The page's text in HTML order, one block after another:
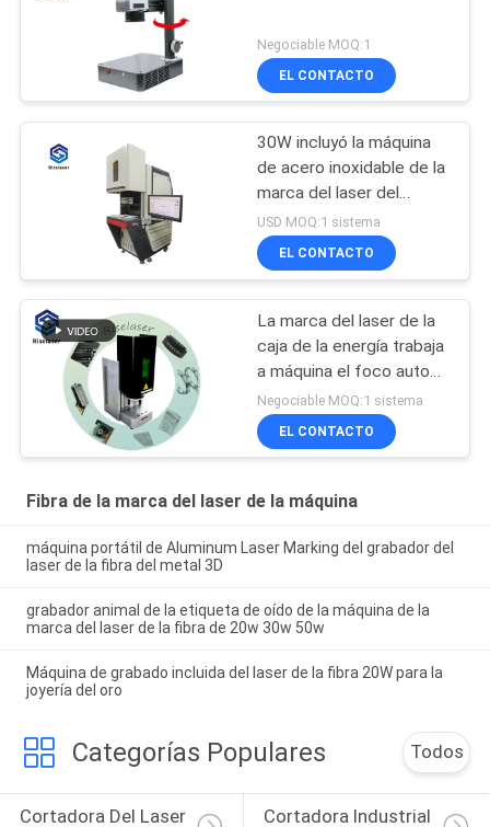
Negociable MOQ:1
EL CONTACTO
30W incluyó la máquina
de acero inoxidable de la
marca del laser del
banco de trabajo grande
para los metales
USD MOQ:1 sistema
EL CONTACTO
La marca del laser de la
caja de la energía trabaja
a máquina el foco auto
10000mm/S para el anillo
de la joyería
Negociable MOQ:1 sistema
EL CONTACTO
Fibra de la marca del laser de la máquina
máquina portátil de Aluminum Laser Marking del grabador del
laser de la fibra del metal 3D
grabador animal de la etiqueta de oído de la máquina de la
marca del laser de la fibra de 20w 30w 50w
Máquina de grabado incluida del laser de la fibra 20W para la
joyería del oro
Categorías Populares Todos
Cortadora Del Laser Cortadora Industrial